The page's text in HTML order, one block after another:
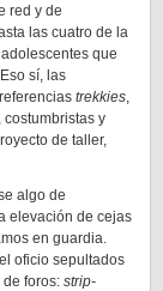
red y de
las cuatro de la
que
sí, las
trekkies,
y
de taller,
algo de
elevación de cejas
en guardia.
oficio sepultados
foros: strip-